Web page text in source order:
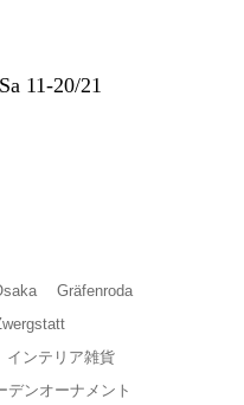
11-20/21
Gräfenroda
インテリア雑貨
デンオーナメント